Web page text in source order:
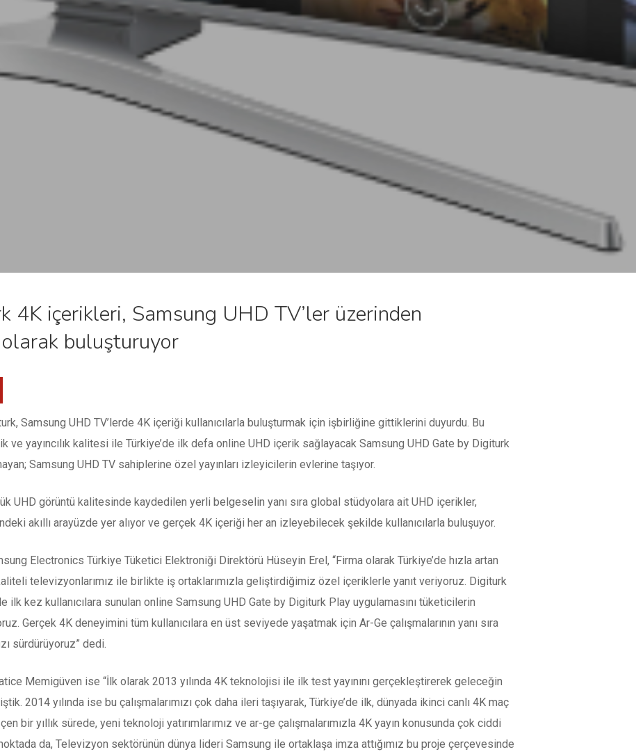
4K içerikleri, Samsung UHD TV’ler üzerinden
buluşturuyor
Samsung UHD TV’lerde 4K içeriği kullanıcılarla buluşturmak için işbirliğine gittiklerini duyurdu. Bu
ve yayıncılık kalitesi ile Türkiye’de ilk defa online UHD içerik sağlayacak Samsung UHD Gate by Digiturk
Samsung UHD TV sahiplerine özel yayınları izleyicilerin evlerine taşıyor.
UHD görüntü kalitesinde kaydedilen yerli belgeselin yanı sıra global stüdyolara ait UHD içerikler,
akıllı arayüzde yer alıyor ve gerçek 4K içeriği her an izleyebilecek şekilde kullanıcılarla buluşuyor.
Electronics Türkiye Tüketici Elektroniği Direktörü Hüseyin Erel, “Firma olarak Türkiye’de hızla artan
televizyonlarımız ile birlikte iş ortaklarımızla geliştirdiğimiz özel içeriklerle yanıt veriyoruz. Digiturk
kez kullanıcılara sunulan online Samsung UHD Gate by Digiturk Play uygulamasını tüketicilerin
Gerçek 4K deneyimini tüm kullanıcılara en üst seviyede yaşatmak için Ar-Ge çalışmalarının yanı sıra
sürdürüyoruz” dedi.
Memigüven ise “İlk olarak 2013 yılında 4K teknolojisi ile ilk test yayınını gerçekleştirerek geleceğin
2014 yılında ise bu çalışmalarımızı çok daha ileri taşıyarak, Türkiye’de ilk, dünyada ikinci canlı 4K maç
bir yıllık sürede, yeni teknoloji yatırımlarımız ve ar-ge çalışmalarımızla 4K yayın konusunda çok ciddi
da, Televizyon sektörünün dünya lideri Samsung ile ortaklaşa imza attığımız bu proje çerçevesinde